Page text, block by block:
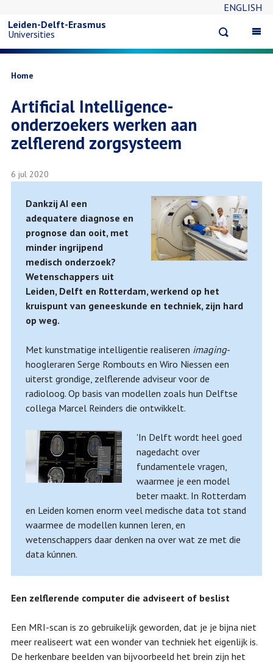
naar
inhoud
ENGLISH
search
Leiden-Delft-Erasmus
Universities
Kruimelpad
Home
Artificial Intelligence-
onderzoekers werken aan
zelflerend zorgsysteem
6 jul 2020
Dankzij AI een
adequatere diagnose en
prognose dan ooit, met
minder ingrijpend
medisch onderzoek?
Wetenschappers uit
Leiden, Delft en Rotterdam, werkend op het
kruispunt van geneeskunde en techniek, zijn hard
op weg.
Met kunstmatige intelligentie realiseren imaging-
hoogleraren Serge Rombouts en Wiro Niessen een
uiterst grondige, zelflerende adviseur voor de
radioloog. Op basis van modellen zoals hun Delftse
collega Marcel Reinders die ontwikkelt.
'In Delft wordt heel goed
nagedacht over
fundamentele vragen,
waarmee je een model
beter maakt. In Rotterdam
en Leiden komen enorm veel medische data tot stand
waarmee de modellen kunnen leren, en
wetenschappers daar denken na over wat ze met die
data kúnnen.
Een zelflerende computer die adviseert of beslist
Een MRI-scan is zo gebruikelijk geworden, dat je je bijna niet
meer realiseert wat een wonder van techniek het eigenlijk is.
De herkenbare beelden van bijvoorbeeld het brein zijn het